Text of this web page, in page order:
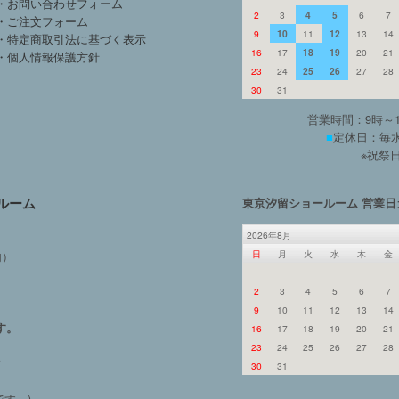
ご注文フォーム
特定商取引法に基づく表示
個人情報保護方針
2 3 4 5 6
7
9
10 11 12 13
14
16
17 18 19 20
21
23
24 25 26 27
28
30
31
営業時間：9時
■定休日：毎
※祝祭
ーム 東京汐留ショールーム 営業
2026年8月
日
月 火 水 木 金
2 3 4 5 6
7
9
10 11 12 13
14
16
17 18 19 20
21
23
24 25 26 27
28
30
31